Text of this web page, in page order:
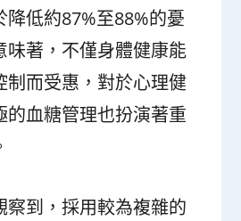
降低約87%至88%的憂
味著，不僅身體健康能
制而受惠，對於心理健
的血糖管理也扮演著重
察到，採用較為複雜的